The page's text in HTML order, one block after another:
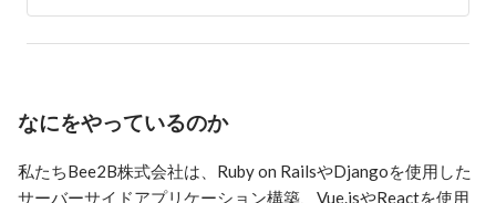
なにをやっているのか
私たちBee2B株式会社は、Ruby on RailsやDjangoを使用した
サーバーサイドアプリケーション構築、Vue.jsやReactを使用